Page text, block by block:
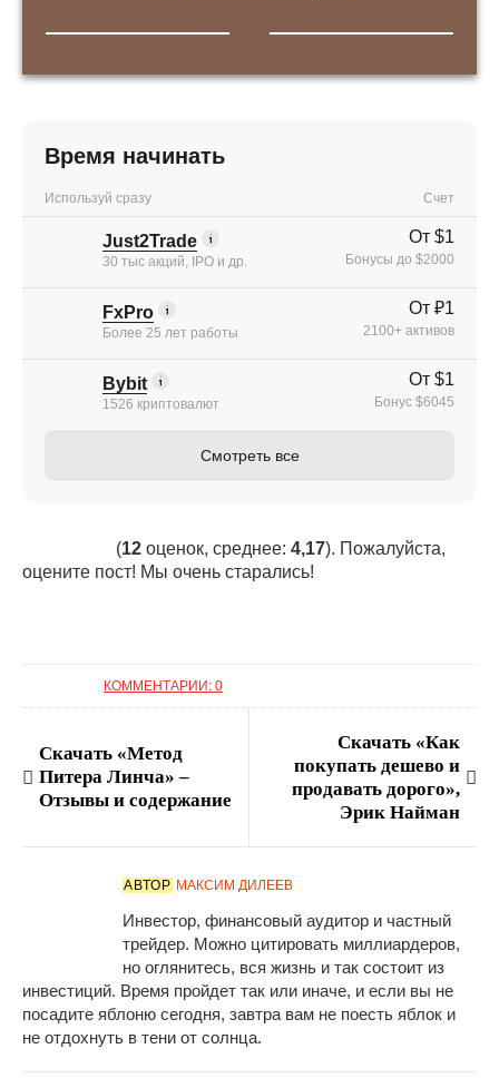
Время начинать
Используй сразу Счет
Just2Trade
30 тыс акций, IPO и др.
От $1
Бонусы до $2000
FxPro
Более 25 лет работы
От ₽1
2100+ активов
Bybit
1526 криптовалют
От $1
Бонус $6045
Смотреть все
(12 оценок, среднее: 4,17). Пожалуйста,
оцените пост! Мы очень старались!
КОММЕНТАРИИ: 0
Скачать «Метод
Питера Линча» –
Отзывы и содержание
Скачать «Как
покупать дешево и
продавать дорого»,
Эрик Найман
АВТОР МАКСИМ ДИЛЕЕВ
Инвестор, финансовый аудитор и частный
трейдер. Можно цитировать миллиардеров,
но оглянитесь, вся жизнь и так состоит из
инвестиций. Время пройдет так или иначе, и если вы не
посадите яблоню сегодня, завтра вам не поесть яблок и
не отдохнуть в тени от солнца.